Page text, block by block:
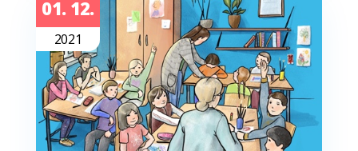
01. 12.
2021